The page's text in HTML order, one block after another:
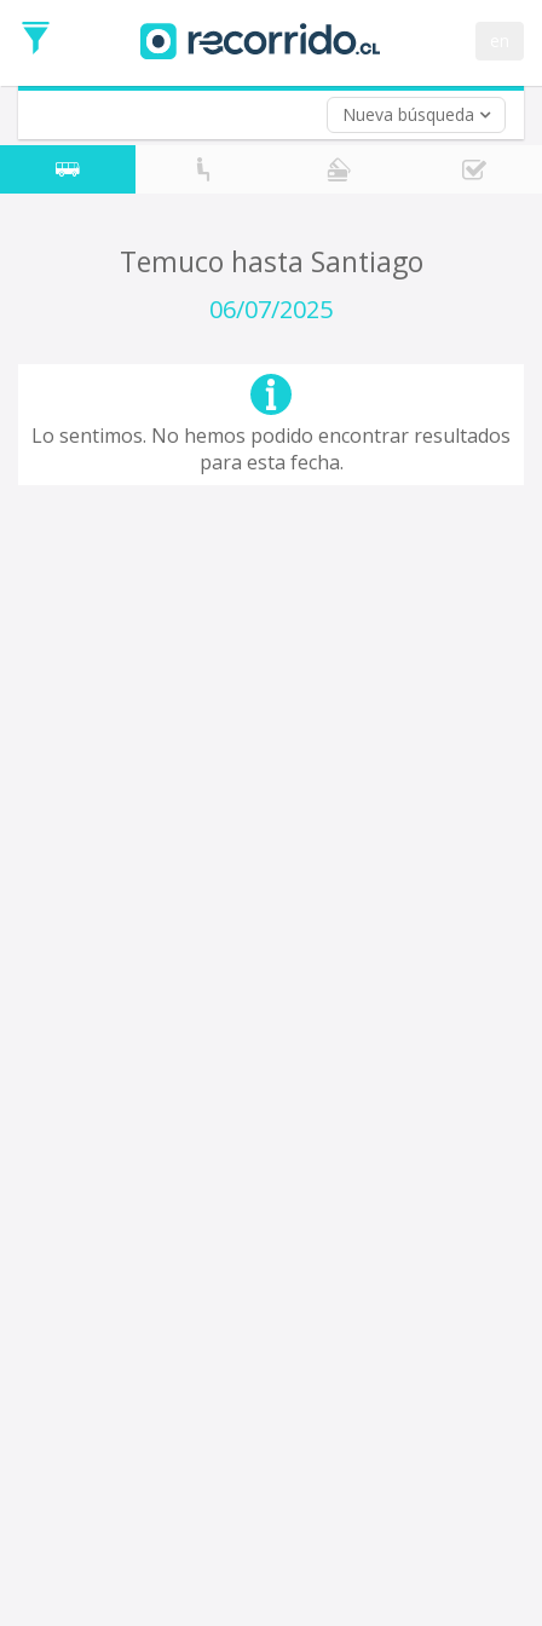
Nueva búsqueda
de
Ida
Vuelta (opcional)
Fecha
de
Temuco hasta Santiago
06/07/2025
Lo sentimos. No hemos podido encontrar resultados
para esta fecha.